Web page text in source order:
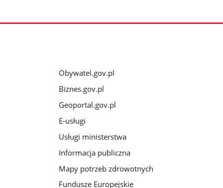
Obywatel.gov.pl
Biznes.gov.pl
Geoportal.gov.pl
E-usługi
Usługi ministerstwa
Informacja publiczna
Mapy potrzeb zdrowotnych
Fundusze Europejskie